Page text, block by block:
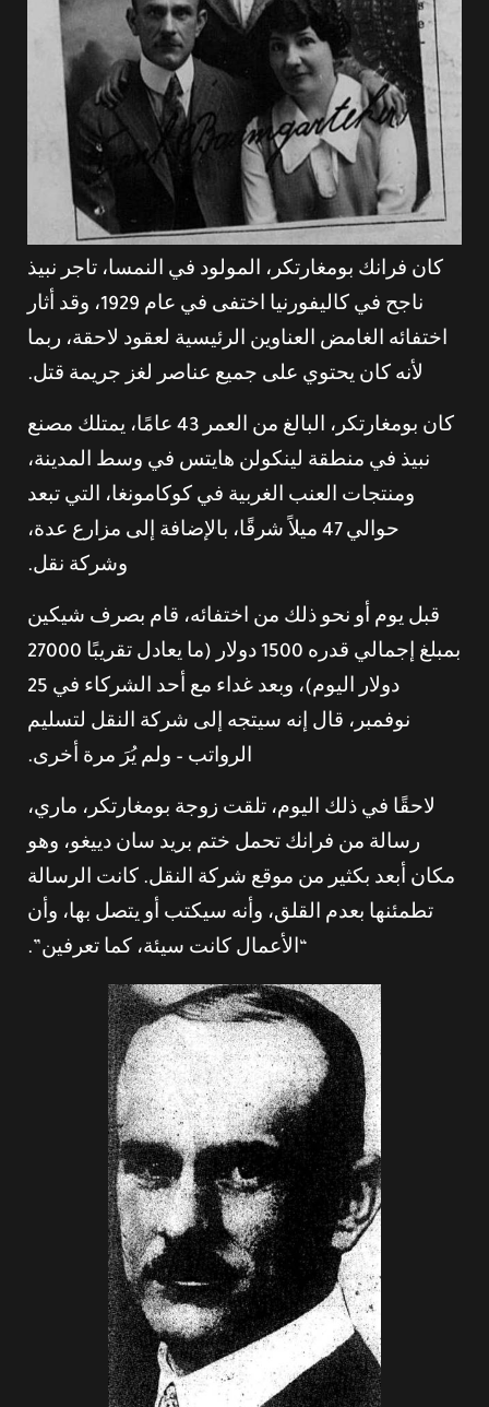
كان فرانك بومغارتكر، المولود في النمسا، تاجر نبيذ
ناجح في كاليفورنيا اختفى في عام 1929، وقد أثار
اختفائه الغامض العناوين الرئيسية لعقود لاحقة، ربما
لأنه كان يحتوي على جميع عناصر لغز جريمة قتل.
كان بومغارتكر، البالغ من العمر 43 عامًا، يمتلك مصنع
نبيذ في منطقة لينكولن هايتس في وسط المدينة،
ومنتجات العنب الغربية في كوكامونغا، التي تبعد
حوالي 47 ميلاً شرقًا، بالإضافة إلى مزارع عدة،
وشركة نقل.
قبل يوم أو نحو ذلك من اختفائه، قام بصرف شيكين
بمبلغ إجمالي قدره 1500 دولار (ما يعادل تقريبًا 27000
دولار اليوم)، وبعد غداء مع أحد الشركاء في 25
نوفمبر، قال إنه سيتجه إلى شركة النقل لتسليم
الرواتب – ولم يُرَ مرة أخرى.
لاحقًا في ذلك اليوم، تلقت زوجة بومغارتكر، ماري،
رسالة من فرانك تحمل ختم بريد سان دييغو، وهو
مكان أبعد بكثير من موقع شركة النقل. كانت الرسالة
تطمئنها بعدم القلق، وأنه سيكتب أو يتصل بها، وأن
“الأعمال كانت سيئة، كما تعرفين”.